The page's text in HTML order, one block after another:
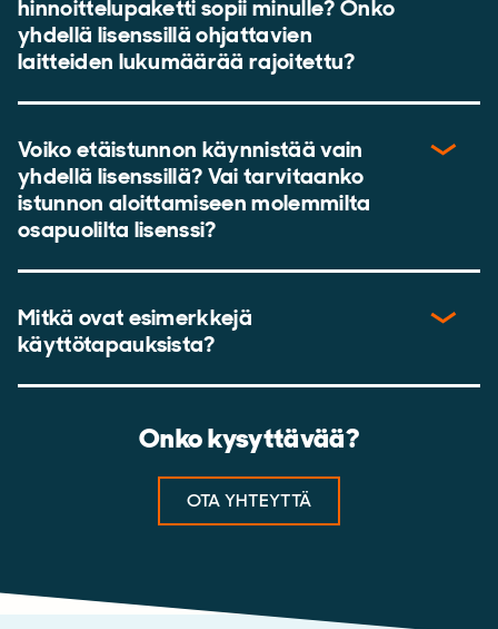
hinnoittelupaketti sopii minulle? Onko
yhdellä lisenssillä ohjattavien
laitteiden lukumäärää rajoitettu?
Voiko etäistunnon käynnistää vain
yhdellä lisenssillä? Vai tarvitaanko
istunnon aloittamiseen molemmilta
osapuolilta lisenssi?
Mitkä ovat esimerkkejä
käyttötapauksista?
Onko kysyttävää?
OTA YHTEYTTÄ